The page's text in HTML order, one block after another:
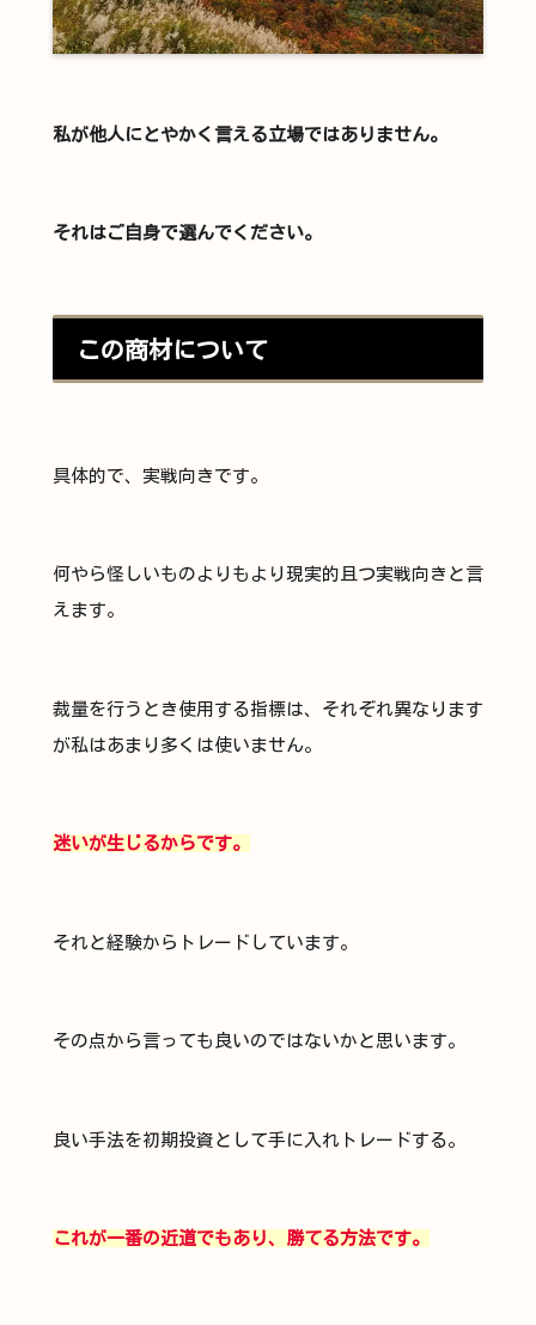
私が他人にとやかく言える立場ではありません。
それはご自身で選んでください。
この商材について
具体的で、実戦向きです。
何やら怪しいものよりもより現実的且つ実戦向きと言
えます。
裁量を行うとき使用する指標は、それぞれ異なります
が私はあまり多くは使いません。
迷いが生じるからです。
それと経験からトレードしています。
その点から言っても良いのではないかと思います。
良い手法を初期投資として手に入れトレードする。
これが一番の近道でもあり、勝てる方法です。